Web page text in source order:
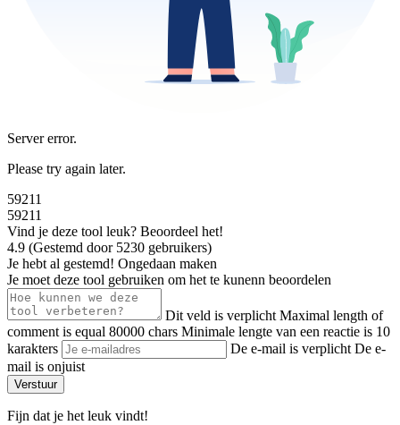
Server error.
Please try again later.
59211
59211
Vind je deze tool leuk? Beoordeel het!
4.9 (Gestemd door 5230 gebruikers)
Je hebt al gestemd! Ongedaan maken
Je moet deze tool gebruiken om het te kunenn beoordelen
Dit veld is verplicht Maximal length of
comment is equal 80000 chars Minimale lengte van een reactie is 10
karakters
De e-mail is verplicht De e-
mail is onjuist
Verstuur
Fijn dat je het leuk vindt!